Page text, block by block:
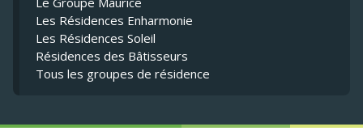
Les Résidences Enharmonie
Les Résidences Soleil
Résidences des Bâtisseurs
Tous les groupes de résidence